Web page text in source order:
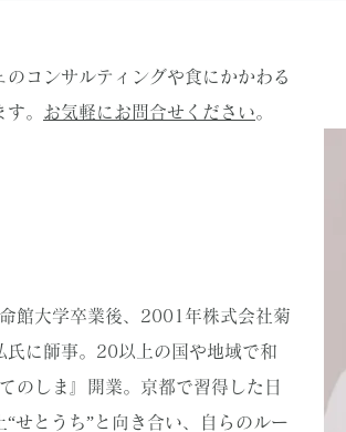
コンサルティングや食にかかわる
。
お気軽にお問合せください。
館大学卒業後、2001年株式会社菊
に師事。20以上の国や地域で和
のしま』開業。京都で習得した日
せとうち”と向き合い、自らのルー